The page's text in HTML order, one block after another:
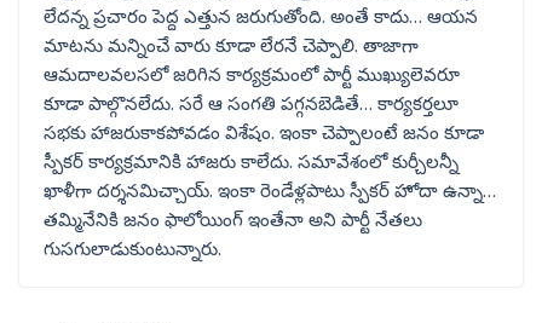
లేదన్న ప్రచారం పెద్ద ఎత్తున జరుగుతోంది. అంతే కాదు… ఆయన
మాటను మన్నించే వారు కూడా లేరనే చెప్పాలి. తాజాగా
ఆమదాలవలసలో జరిగిన కార్యక్రమంలో పార్టీ ముఖ్యులెవరూ
కూడా పాల్గొనలేదు. సరే ఆ సంగతి పగ్గనబెడితే… కార్యకర్తలూ
సభకు హాజరుకాకపోవడం విశేషం. ఇంకా చెప్పాలంటే జనం కూడా
స్పీకర్ కార్యక్రమానికి హాజరు కాలేదు. సమావేశంలో కుర్చీలన్నీ
ఖాళీగా దర్శనమిచ్చాయ్. ఇంకా రెండేళ్లపాటు స్పీకర్ హోదా ఉన్నా…
తమ్మినేనికి జనం ఫాలోయింగ్ ఇంతేనా అని పార్టీ నేతలు
గుసగులాడుకుంటున్నారు.